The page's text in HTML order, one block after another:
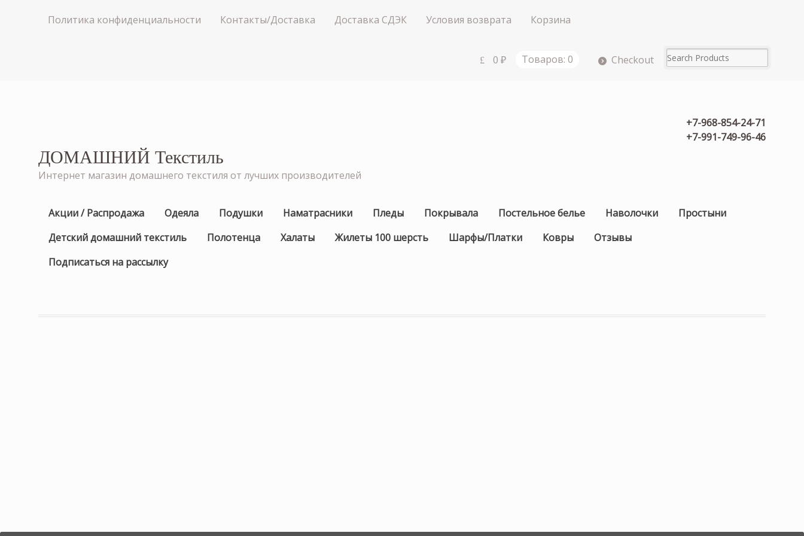
Политика конфиденциальности Контакты/Доставка Доставка СДЭК Условия возврата Корзина
0 ₽ Товаров: 0 Checkout
+7-968-854-24-71
+7-991-749-96-46
ДОМАШНИЙ Текстиль
Интернет магазин домашнего текстиля от лучших производителей
Акции / Распродажа Одеяла Подушки Наматрасники Пледы Покрывала Постельное белье Наволочки
Простыни
Детский домашний текстиль
Полотенца Халаты Жилеты 100 шерсть Шарфы/Платки Ковры
Отзывы
Подписаться на рассылку